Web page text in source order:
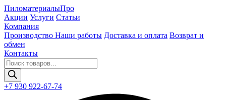
ПиломатериалыПро
Акции Услуги Статьи
Компания
Производство Наши работы Доставка и оплата Возврат и
обмен
Контакты
Поиск
товаров
+7 930 922-67-74